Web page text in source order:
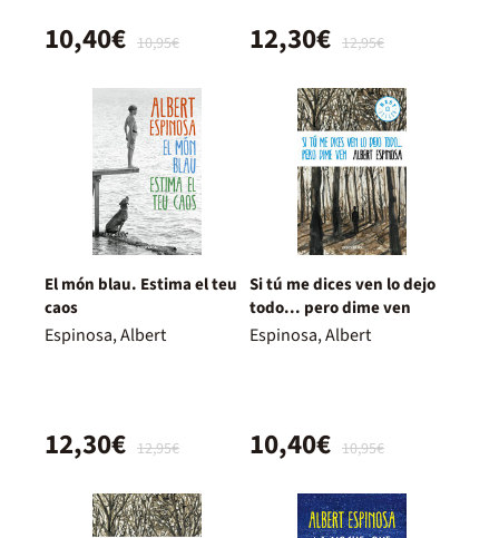
10,95€
10,40€ 12,95€
12,30€
El món blau. Estima el teu
caos
Espinosa, Albert
12,95€
12,30€
Si tú me dices ven lo dejo
todo... pero dime ven
Espinosa, Albert
10,95€
10,40€